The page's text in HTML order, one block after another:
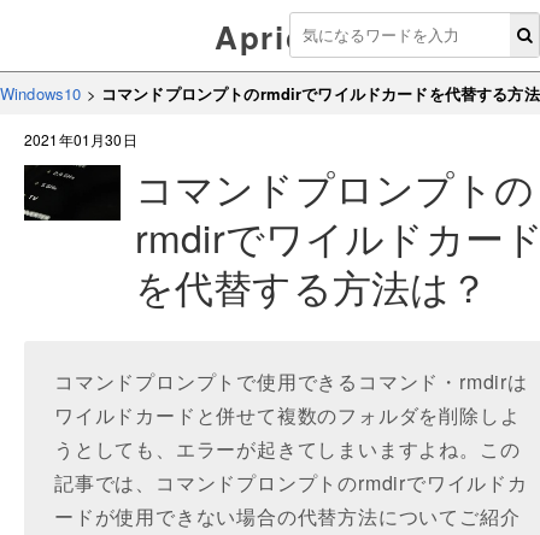
Aprico
Windows10 > コマンドプロンプトのrmdirでワイルドカードを代替する方
2021年01月30日
コマンドプロンプトの
rmdirでワイルドカー
を代替する方法は？
コマンドプロンプトで使用できるコマンド・rmdirは
ワイルドカードと併せて複数のフォルダを削除しよ
うとしても、エラーが起きてしまいますよね。この
記事では、コマンドプロンプトのrmdirでワイルドカ
ードが使用できない場合の代替方法についてご紹介